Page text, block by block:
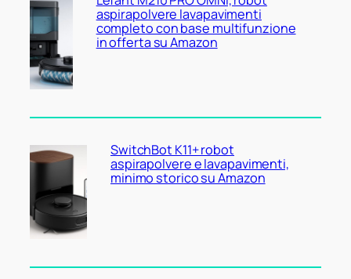
aspirapolvere lavapavimenti
completo con base multifunzione
in offerta su Amazon
SwitchBot K11+ robot
aspirapolvere e lavapavimenti,
minimo storico su Amazon